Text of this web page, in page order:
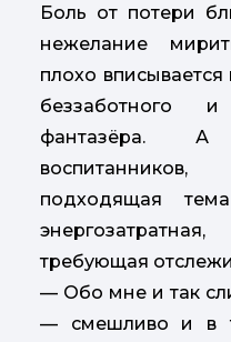
Боль от потери
нежелание
плохо
беззаботного
фантазёра.
подходящая
требующая
— Обо мне и так
— смешливо и в